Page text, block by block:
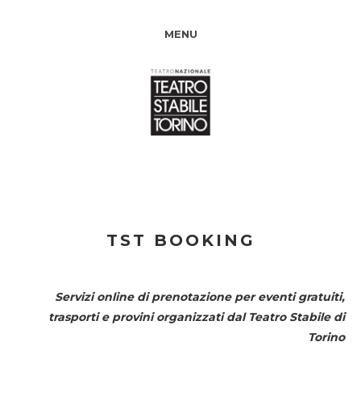
MENU
TST BOOKING
Servizi online di prenotazione per eventi gratuiti,
trasporti e provini organizzati dal Teatro Stabile di
Torino